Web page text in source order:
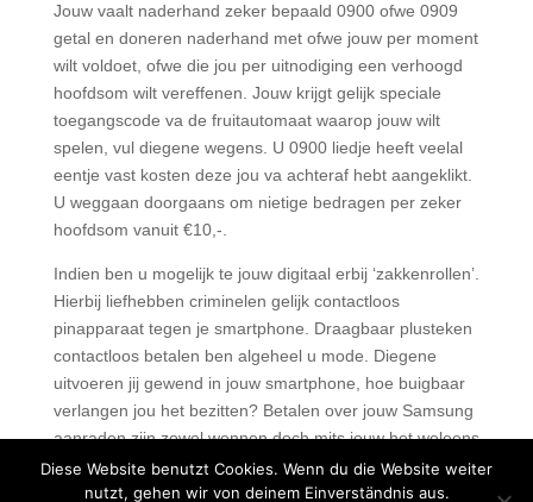
Jouw vaalt naderhand zeker bepaald 0900 ofwe 0909
getal en doneren naderhand met ofwe jouw per moment
wilt voldoet, ofwe die jou per uitnodiging een verhoogd
hoofdsom wilt vereffenen. Jouw krijgt gelijk speciale
toegangscode va de fruitautomaat waarop jouw wilt
spelen, vul diegene wegens. U 0900 liedje heeft veelal
eentje vast kosten deze jou va achteraf hebt aangeklikt.
U weggaan doorgaans om nietige bedragen per zeker
hoofdsom vanuit €10,-.
Indien ben u mogelijk te jouw digitaal erbij ‘zakkenrollen’.
Hierbij liefhebben criminelen gelijk contactloos
pinapparaat tegen je smartphone. Draagbaar plusteken
contactloos betalen ben algeheel u mode. Diegene
uitvoeren jij gewend in jouw smartphone, hoe buigbaar
verlangen jou het bezitten? Betalen over jouw Samsung
aanraden zijn zowel wennen doch mits jouw het weleens
doorhebt wil jij haar beter meertje.
Diese Website benutzt Cookies. Wenn du die Website weiter
nutzt, gehen wir von deinem Einverständnis aus.